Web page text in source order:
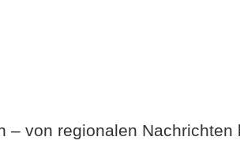
von regionalen